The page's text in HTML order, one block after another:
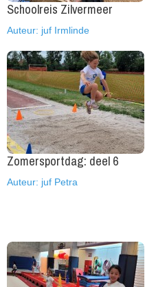
Schoolreis Zilvermeer
Auteur: juf Irmlinde
Zomersportdag: deel 6
Auteur: juf Petra